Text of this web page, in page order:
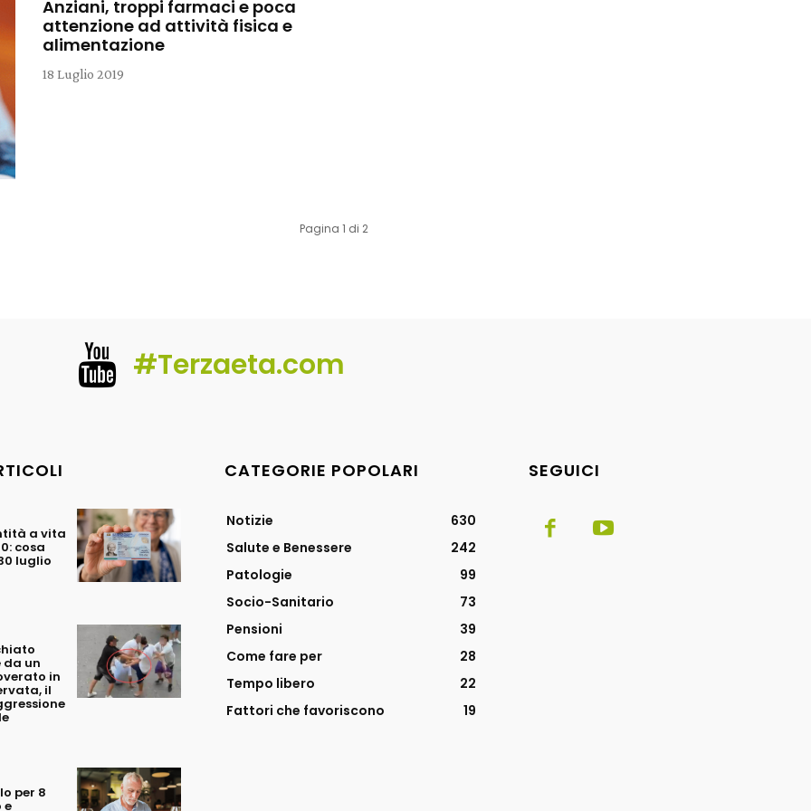
Anziani, troppi farmaci e poca
attenzione ad attività fisica e
alimentazione
18 Luglio 2019
Pagina 1 di 2
#Terzaeta.com
a vita
cosa
luglio
un
in
il
per 8
e
CATEGORIE POPOLARI
Notizie
630
Salute e Benessere
242
Patologie
99
Socio-Sanitario
73
Pensioni
39
Come fare per
28
Tempo libero
22
Fattori che favoriscono
19
SEGUICI